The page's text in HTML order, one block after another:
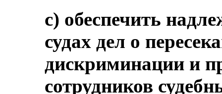
c) обеспечить
судах дел о
дискриминации и
сотрудников